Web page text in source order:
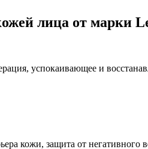
лица от марки
успокаивающее и
кожи, защита от негативного